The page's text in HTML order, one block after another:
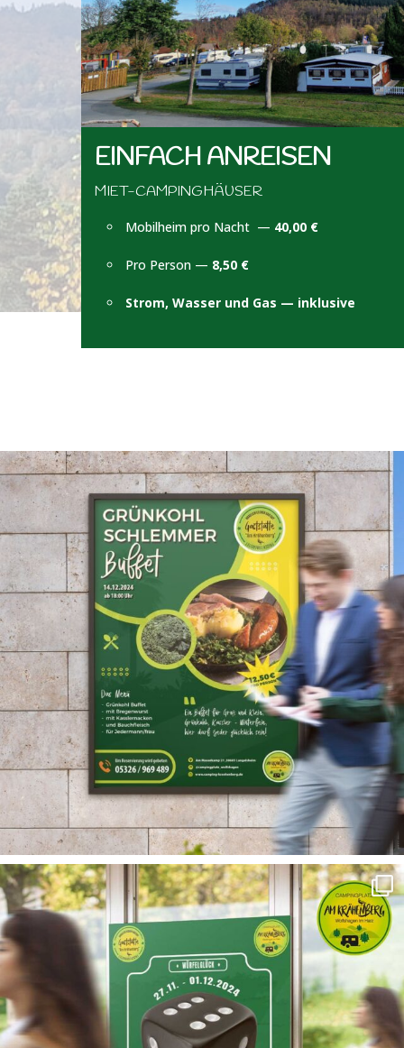
EINFACH ANREISEN
MIET-CAMPINGHÄUSER
Mobilheim pro Nacht — 40,00 €
Pro Person — 8,50 €
Strom, Wasser und Gas — inklusive